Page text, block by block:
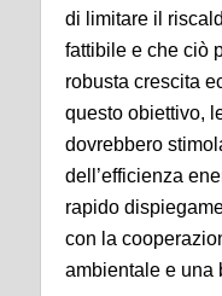
di limitare il
fattibile e che ciò
robusta crescita
questo obiettivo,
dovrebbero
dell’efficienza
rapido
con la
ambientale e una